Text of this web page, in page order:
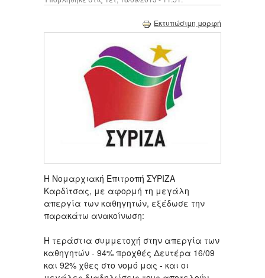
Εκτυπώσιμη μορφή
Η Νομαρχιακή Επιτροπή ΣΥΡΙΖΑ
Καρδίτσας, με αφορμή τη μεγάλη
απεργία των καθηγητών, εξέδωσε την
παρακάτω ανακοίνωση:
Η τεράστια συμμετοχή στην απεργία των
καθηγητών - 94% προχθές Δευτέρα 16/09
και 92% χθες στο νομό μας - και οι